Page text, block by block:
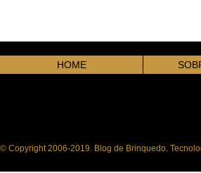
HOME
© Copyright 2006-2019. Blog de Brinquedo.